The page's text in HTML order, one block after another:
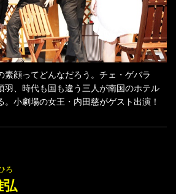
素顔ってどんなだろう。チェ・ゲバラ
羽、時代も国も違う三人が南国のホテル
。小劇場の女王・内田慈がゲスト出演！
ろ
弘